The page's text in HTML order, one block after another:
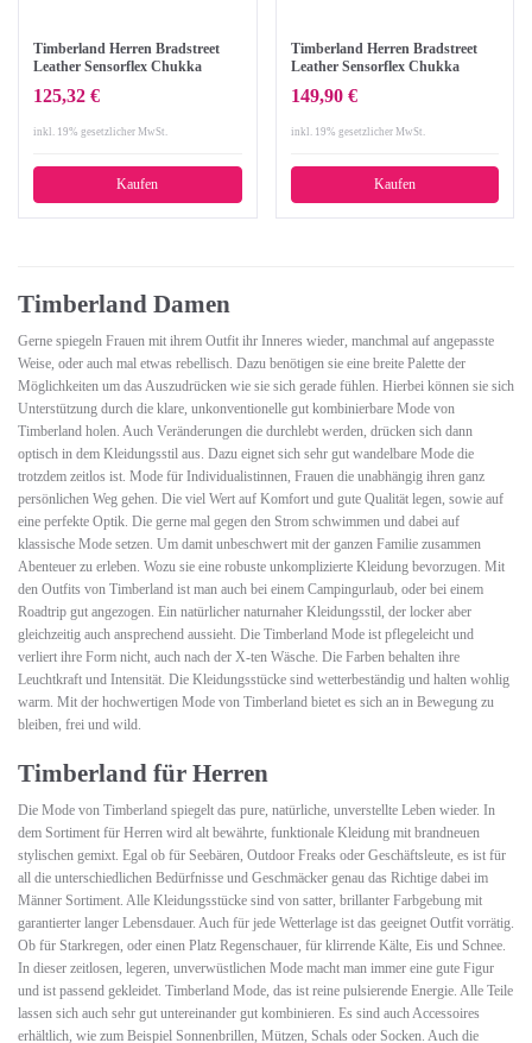
Timberland Herren Bradstreet
Leather Sensorflex Chukka
42 EU
125,32 €
inkl. 19% gesetzlicher MwSt.
Kaufen
Timberland Herren Bradstreet
Leather Sensorflex Chukka
EU
149,90 €
inkl. 19% gesetzlicher MwSt.
Kaufen
Timberland Damen
Gerne spiegeln Frauen mit ihrem Outfit ihr Inneres wieder, manchmal auf angepasste
Weise, oder auch mal etwas rebellisch. Dazu benötigen sie eine breite Palette der
Möglichkeiten um das Auszudrücken wie sie sich gerade fühlen. Hierbei können sie sich
Unterstützung durch die klare, unkonventionelle gut kombinierbare Mode von
Timberland holen. Auch Veränderungen die durchlebt werden, drücken sich dann
optisch in dem Kleidungsstil aus. Dazu eignet sich sehr gut wandelbare Mode die
trotzdem zeitlos ist. Mode für Individualistinnen, Frauen die unabhängig ihren ganz
persönlichen Weg gehen. Die viel Wert auf Komfort und gute Qualität legen, sowie auf
eine perfekte Optik. Die gerne mal gegen den Strom schwimmen und dabei auf
klassische Mode setzen. Um damit unbeschwert mit der ganzen Familie zusammen
Abenteuer zu erleben. Wozu sie eine robuste unkomplizierte Kleidung bevorzugen. Mit
den Outfits von Timberland ist man auch bei einem Campingurlaub, oder bei einem
Roadtrip gut angezogen. Ein natürlicher naturnaher Kleidungsstil, der locker aber
gleichzeitig auch ansprechend aussieht. Die Timberland Mode ist pflegeleicht und
verliert ihre Form nicht, auch nach der X-ten Wäsche. Die Farben behalten ihre
Leuchtkraft und Intensität. Die Kleidungsstücke sind wetterbeständig und halten wohlig
warm. Mit der hochwertigen Mode von Timberland bietet es sich an in Bewegung zu
bleiben, frei und wild.
Timberland für Herren
Die Mode von Timberland spiegelt das pure, natürliche, unverstellte Leben wieder. In
dem Sortiment für Herren wird alt bewährte, funktionale Kleidung mit brandneuen
stylischen gemixt. Egal ob für Seebären, Outdoor Freaks oder Geschäftsleute, es ist für
all die unterschiedlichen Bedürfnisse und Geschmäcker genau das Richtige dabei im
Männer Sortiment. Alle Kleidungsstücke sind von satter, brillanter Farbgebung mit
garantierter langer Lebensdauer. Auch für jede Wetterlage ist das geeignet Outfit vorrätig.
Ob für Starkregen, oder einen Platz Regenschauer, für klirrende Kälte, Eis und Schnee.
In dieser zeitlosen, legeren, unverwüstlichen Mode macht man immer eine gute Figur
und ist passend gekleidet. Timberland Mode, das ist reine pulsierende Energie. Alle Teile
lassen sich auch sehr gut untereinander gut kombinieren. Es sind auch Accessoires
erhältlich, wie zum Beispiel Sonnenbrillen, Mützen, Schals oder Socken. Auch die